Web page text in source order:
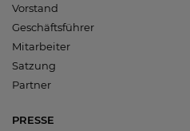
Vorstand
Geschäftsführer
Mitarbeiter
Satzung
Partner
PRESSE